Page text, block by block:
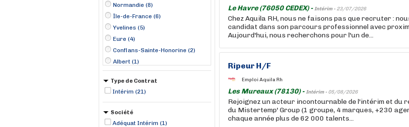
Normandie (8)
Île-de-France (6)
Yvelines (5)
Eure (4)
Conflans-Sainte-Honorine (2)
Albert (1)
Breteuil (1)
Chanteloup-les-Vignes (1)
Choussy (1)
Type de Contrat
Intérim (21)
Société
Adéquat Intérim (1)
Le Havre (76050 CEDEX) -Intérim - 23/07/2026
Chez Aquila RH, nous ne faisons pas que recruter :
candidat dans son parcours professionnel avec
Aujourd'hui, nous recherchons pour l'un de...
Ripeur H/F
Emploi Aquila Rh
Les Mureaux (78130) -Intérim - 05/08/2026
Rejoignez un acteur incontournable de l'intérim et du
du Mistertemp' Group (1 groupe, 4 marques, +230
chaque année plus de 62 000 talents...